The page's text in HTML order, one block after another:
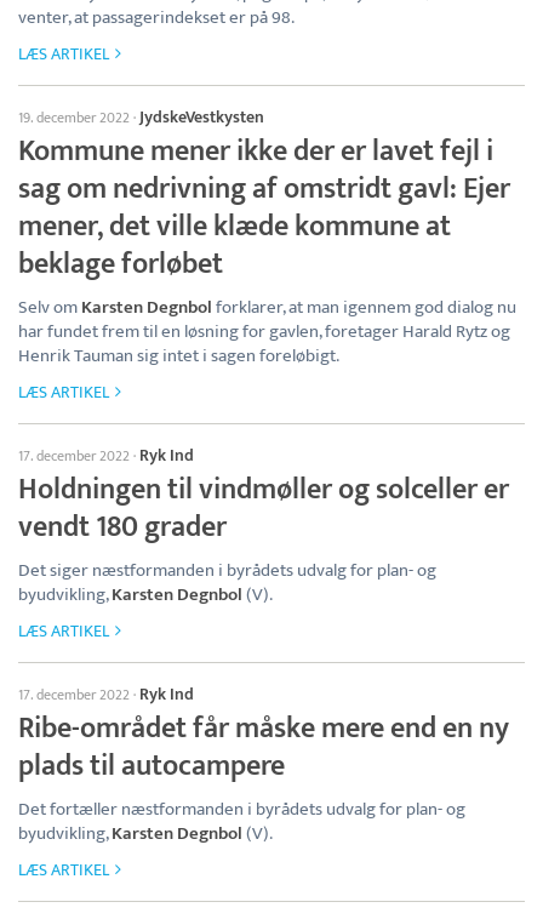
venter, at passagerindekset er på 98.
LÆS ARTIKEL
19. december 2022·JydskeVestkysten
Kommune mener ikke der er lavet fejl i
sag om nedrivning af omstridt gavl: Ejer
mener, det ville klæde kommune at
beklage forløbet
Selv omKarsten Degnbolforklarer, at man igennem god dialog nu
har fundet frem til en løsning for gavlen, foretager Harald Rytz og
Henrik Tauman sig intet i sagen foreløbigt.
LÆS ARTIKEL
17. december 2022· Ryk Ind
Holdningen til vindmøller og solceller er
vendt 180 grader
Det siger næstformanden i byrådets udvalg for plan- og
byudvikling,Karsten Degnbol(V).
LÆS ARTIKEL
17. december 2022· Ryk Ind
Ribe-området får måske mere end en ny
plads til autocampere
Det fortæller næstformanden i byrådets udvalg for plan- og
byudvikling,Karsten Degnbol(V).
LÆS ARTIKEL